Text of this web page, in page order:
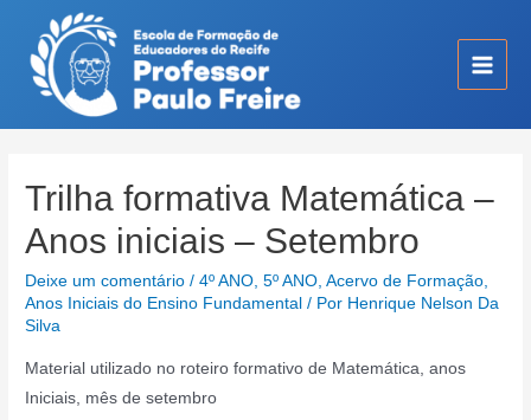
conteúdo
Main
Trilha formativa Matemática –
Anos iniciais – Setembro
Deixe um comentário /4º ANO,5º ANO,Acervo de Formação,
Anos Iniciais do Ensino Fundamental / Por Henrique Nelson Da
Silva
Material utilizado no roteiro formativo de Matemática, anos
Iniciais, mês de setembro